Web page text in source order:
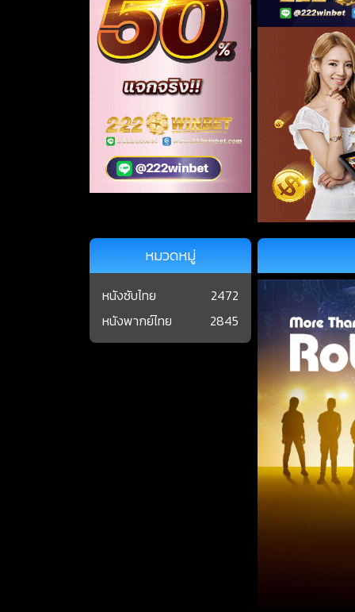
หมวดหมู่
หนังซับไทย
2472
หนังพากย์ไทย
2845